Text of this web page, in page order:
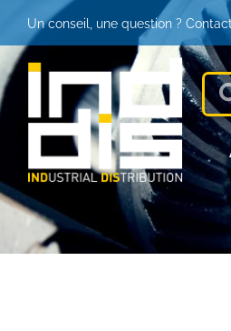
Un conseil, une question ?